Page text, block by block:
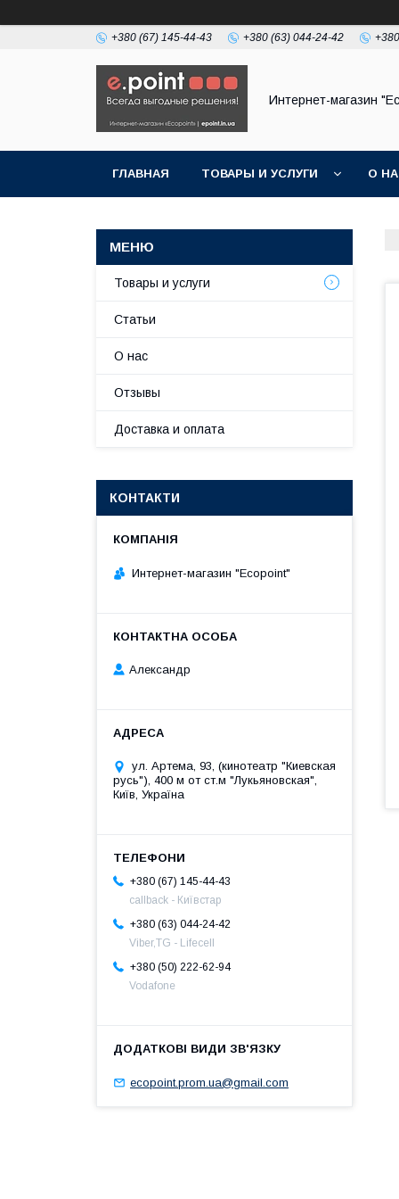
+380 (67) 145-44-43 +380 (63) 044-24-42
Интернет-магазин
ГЛАВНАЯ ТОВАРЫ И УСЛУГИ О
Товары и услуги
Статьи
О нас
Отзывы
Доставка и оплата
КОНТАКТИ
Интернет-магазин "Ecopoint"
Александр
ул. Артема, 93, (кинотеатр "Киевская
русь"), 400 м от ст.м "Лукьяновская",
Київ, Україна
+380 (67) 145-44-43
callback - Київстар
+380 (63) 044-24-42
Viber,TG - Lifecell
+380 (50) 222-62-94
Vodafone
ecopoint.prom.ua@gmail.com